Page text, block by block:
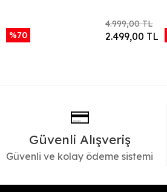
%70
4.999,00 TL
2.499,00 TL
Güvenli Alışveriş
Güvenli ve kolay ödeme sistemi